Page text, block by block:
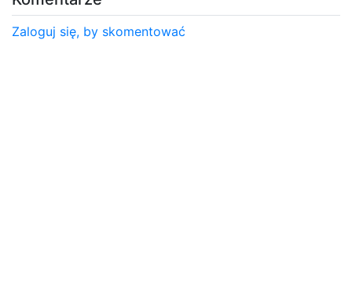
Zaloguj się, by skomentować